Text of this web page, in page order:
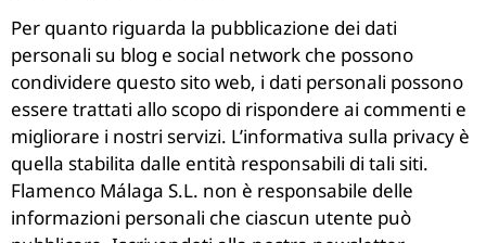
Per quanto riguarda la pubblicazione dei dati
personali su blog e social network che possono
condividere questo sito web, i dati personali possono
essere trattati allo scopo di rispondere ai commenti e
migliorare i nostri servizi. L’informativa sulla privacy è
quella stabilita dalle entità responsabili di tali siti.
Flamenco Málaga S.L. non è responsabile delle
informazioni personali che ciascun utente può